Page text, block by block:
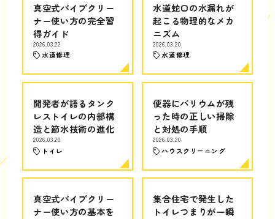
真空式パイプクリー
ナー使い方の完全習
得ガイド
2026.03.22
水道修理
水道蛇口の水漏れが
起こる物理的なメカ
ニズム
2026.03.20
水道修理
開発者が語るタンク
レストイレの内部構
造と節水技術の進化
2026.03.20
トイレ
便器にバリウムが残
った時の正しい掃除
と対処の手順
2026.03.20
ハウスクリーニング
真空式パイプクリー
ナー使い方の基本を
集合住宅で発生した
トイレつまりが一瞬